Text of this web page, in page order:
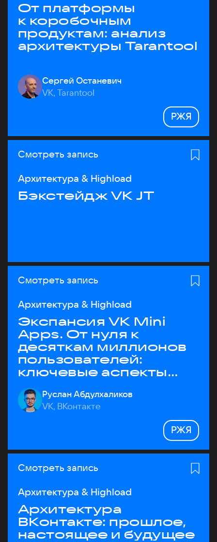
От платформы
к коробочным
продуктам: анализ
архитектуры Tarantool
Сергей Останевич
VK, Tarantool
РЖЯ
Смотреть запись
Архитектура & Highload
Бэкстейдж VK JT
Смотреть запись
Архитектура & Highload
Экспансия VK Mini
Apps. От нуля к
десяткам миллионов
пользователей:
ключевые аспекты
архитектуры
Руслан Абдулхаликов
VK, ВКонтакте
РЖЯ
Смотреть запись
Архитектура & Highload
Архитектура
ВКонтакте: прошлое,
настоящее и будущее